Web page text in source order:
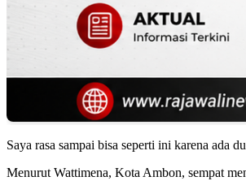
Saya rasa sampai bisa seperti ini karena ada
Menurut Wattimena, Kota Ambon, sempat